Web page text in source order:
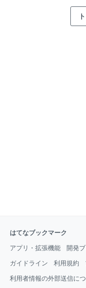
はてなブックマーク
アプリ・拡張機能 開発
ガイドライン 利用規約
利用者情報の外部送信に